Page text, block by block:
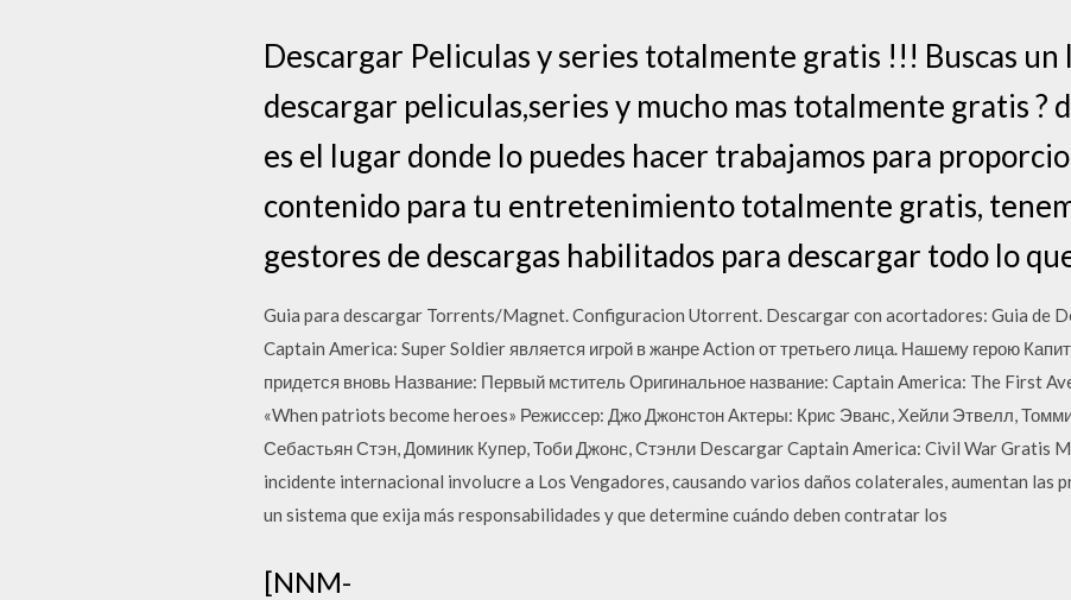
Descargar Peliculas y series totalmente gratis !!! Buscas un
descargar peliculas,series y mucho mas totalmente gratis ?
es el lugar donde lo puedes hacer trabajamos para
contenido para tu entretenimiento totalmente gratis,
gestores de descargas habilitados para descargar todo lo
Guia para descargar Torrents/Magnet. Configuracion Utorrent. Descargar con acortadores: Guia de
Captain America: Super Soldier является игрой в жанре Action от третьего лица. Нашему герою
придется вновь Название: Первый мститель Оригинальное название: Captain America: The First
«When patriots become heroes» Режиссер: Джо Джонстон Актеры: Крис Эванс, Хейли Этвелл,
Себастьян Стэн, Доминик Купер, Тоби Джонс, Стэнли Descargar Captain America: Civil War Gratis
incidente internacional involucre a Los Vengadores, causando varios daños colaterales, aumentan las
un sistema que exija más responsabilidades y que determine cuándo deben contratar los
[NNM-